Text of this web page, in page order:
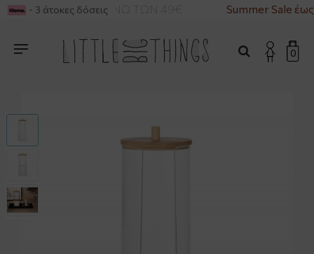
ΓΙΑ ΑΓΟΡΕΣ ΑΝΩ ΤΩΝ 49€ Summer Sale
- 3 άτοκες δόσεις
0